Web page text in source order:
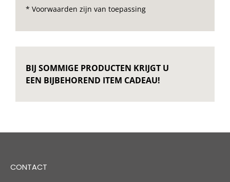
* Voorwaarden zijn van toepassing
BIJ SOMMIGE PRODUCTEN KRIJGT U
EEN BIJBEHOREND ITEM CADEAU!
CONTACT